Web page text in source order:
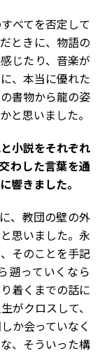
べてを否定して
ときに、物語の
じたり、音楽が
、本当に優れた
書物から龍の姿
と思いました。
小説をそれぞれ
わした言葉を通
響きました。
、教団の壁の外
思いました。永
そのことを手記
遡っていくなら
着くまでの話に
がクロスして、
か会っていなく
、そういった構